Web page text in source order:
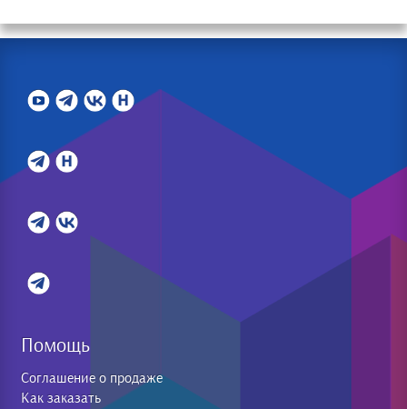
Помощь
Соглашение о продаже
Как заказать